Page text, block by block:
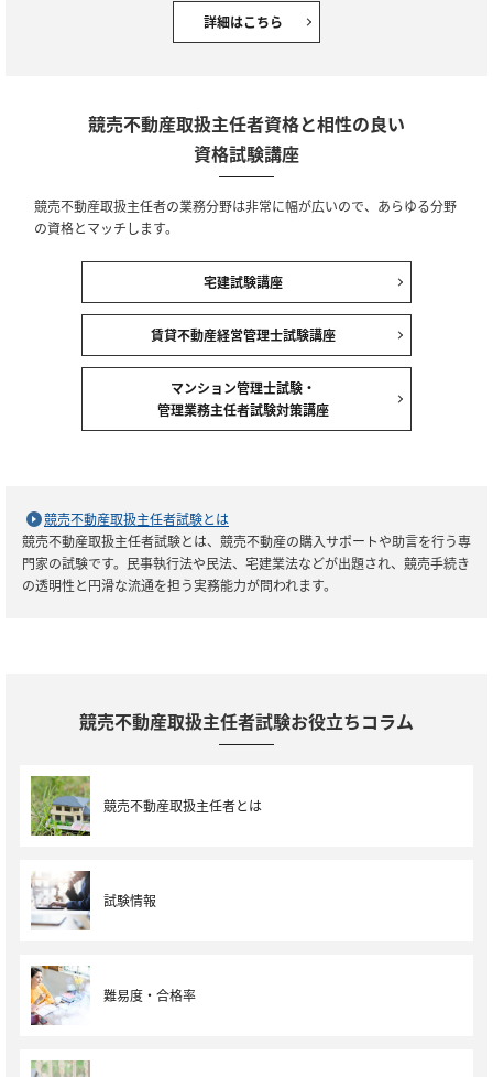
詳細はこちら
競売不動産取扱主任者資格と相性の良い
資格試験講座
競売不動産取扱主任者の業務分野は非常に幅が広いので、あらゆる分野
の資格とマッチします。
宅建試験講座
賃貸不動産経営管理士試験講座
マンション管理士試験・
管理業務主任者試験対策講座
競売不動産取扱主任者試験とは
競売不動産取扱主任者試験とは、競売不動産の購入サポートや助言を行う専
門家の試験です。民事執行法や民法、宅建業法などが出題され、競売手続き
の透明性と円滑な流通を担う実務能力が問われます。
競売不動産取扱主任者試験お役立ちコラム
競売不動産取扱主任者とは
試験情報
難易度・合格率